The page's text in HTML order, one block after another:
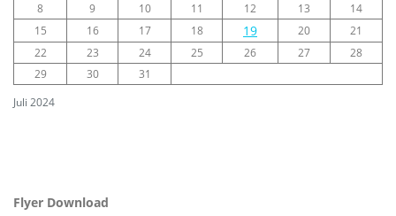
Juli 2024
8
9 10 11 12 13
14
15
16 17 18 19 20
21
22
23 24 25 26 27
28
29
30 31
Flyer Download